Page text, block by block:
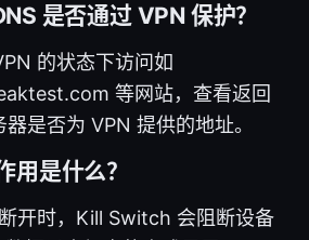
是否通过 VPN 保护？
的状态下访问如
等网站，查看返回
是否为 VPN 提供的地址。
是什么？
开时，Kill Switch 会阻断设备